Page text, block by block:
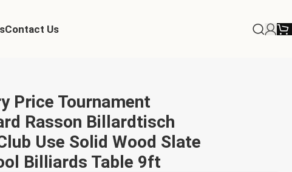
Contact Us
Price Tournament
Rasson Billardtisch
Use Solid Wood Slate
Billiards Table 9ft